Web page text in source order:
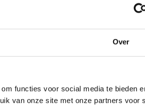
Over
functies voor social media te bieden
van onze site met onze partners voor